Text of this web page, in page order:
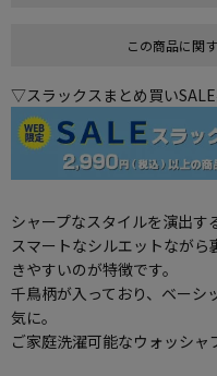
この商品に関
▽スラックスまとめ買い
シャープなスタイルを演出す
スマートなシルエットなが
きやすいのが特徴です。
千鳥柄が入っており、ベーシ
気に。
ご家庭洗濯可能なウォッシャ